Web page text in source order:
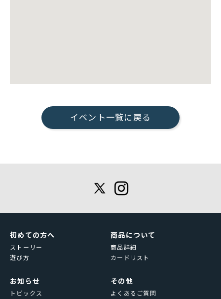
イベント一覧に戻る
初めての方へ
ストーリー
遊び方
商品について
商品詳細
カードリスト
お知らせ
トピックス
その他
よくあるご質問